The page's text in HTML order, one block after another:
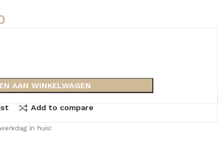
AAN WINKELWAGEN
Add to compare
in huis!